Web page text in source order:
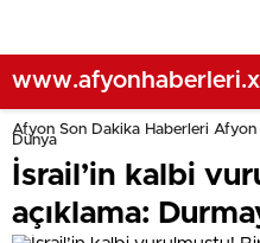
Afyon Son Dakika Haberleri
Dünya
İsrail’in kalbi
açıklama: